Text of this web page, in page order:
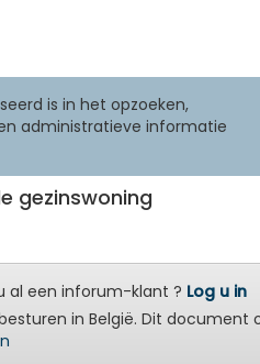
is in het opzoeken,
administratieve informatie
gezinswoning
al een inforum-klant ? Log u in
in België. Dit